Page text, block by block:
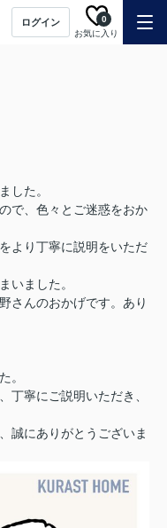
ログイン
お気に入り
0
した。
で、色々とご迷惑をおか
より丁寧に説明をいただ
いました。
さんのおかげです。あり
。
丁寧にご説明いただき、
誠にありがとうございま